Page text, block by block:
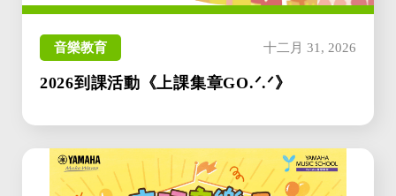
音樂教育 十二月 31, 2026
2026到課活動《上課集章GO.ᐟ.ᐟ》